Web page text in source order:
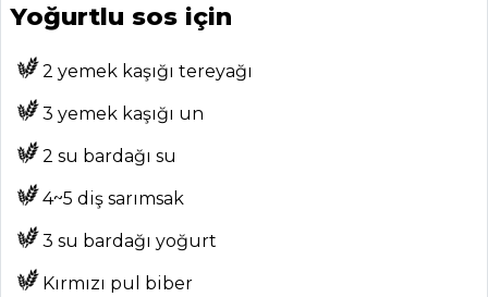
Osso Buco
Nasıl Yapılır?
Karışık Sakatat
Yapılır?
Et Yemekleri Tüm
Tarifleri
Yoğurtlu sos için
2 yemek kaşığı tereyağı
3 yemek kaşığı un
2 su bardağı su
4~5 diş sarımsak
3 su bardağı yoğurt
Kırmızı pul biber